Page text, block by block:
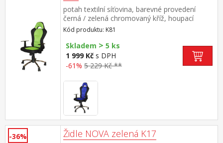
potah textilní síťovina, barevné provedení
černá / zelená chromovaný kříž, houpací
mechanismus výškově nastavitelné, výška
sedu 45-55 cm, výška opěradla 73 cm
doporučená nosnost do 120 kg
Kód produktu: K81
Skladem > 5 ks
1 999 Kč s DPH
-61% 5 229 Kč **
-36% Židle NOVA zelená K17